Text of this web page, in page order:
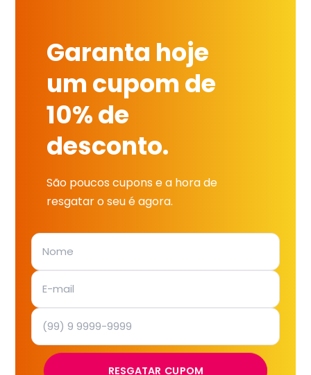
Garanta hoje
um cupom de
10% de
desconto.
São poucos cupons e a hora de
resgatar o seu é agora.
RESGATAR CUPOM